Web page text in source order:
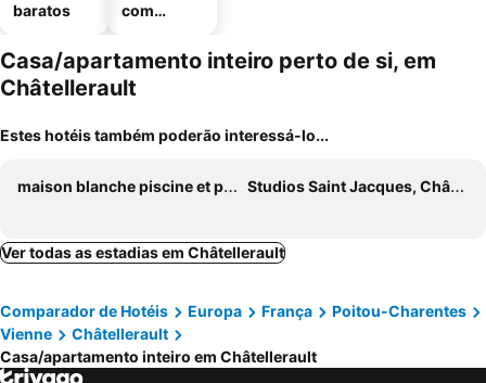
baratos
com
mento
Casa/apartamento inteiro perto de si, em
Châtellerault
Estes hotéis também poderão interessá-lo...
maison blanche piscine et petit déjeuner Studios Saint Jacques, Châtellerault
Ver todas as estadias em Châtellerault
Comparador de Hotéis Europa França
Poitou-Charentes
Vienne
Châtellerault
Casa/apartamento inteiro em Châtellerault